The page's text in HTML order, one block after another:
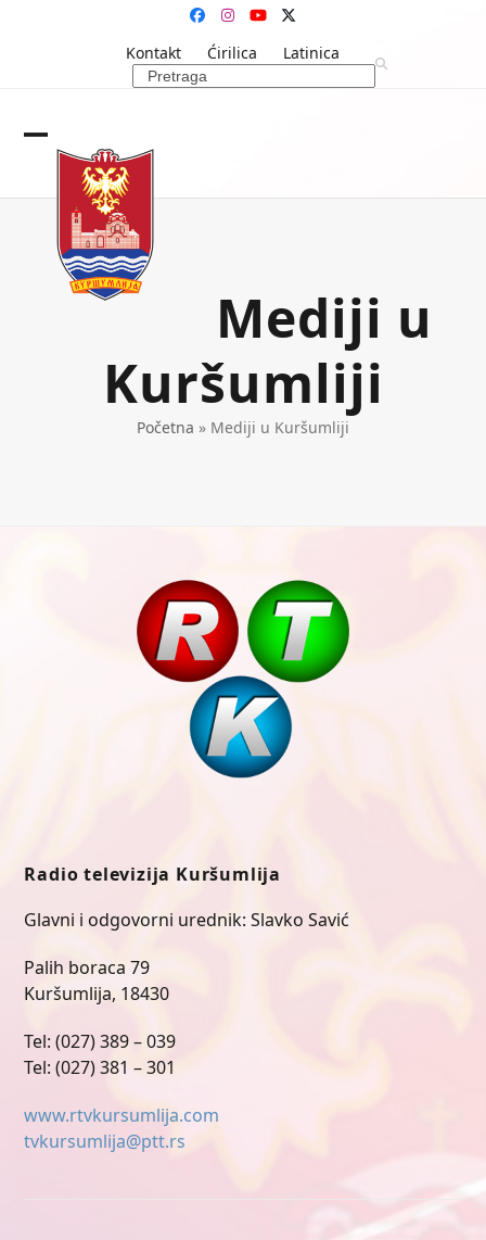
Facebook
Instagram
YouTubeTwitter
Kontakt
Ćirilica
Latinica
Search
Open
mobile
menu
Close
mobile
menu
Mediji u
Kuršumliji
Početna » Mediji u Kuršumliji
Radio televizija Kuršumlija
Glavni i odgovorni urednik: Slavko Savić
Palih boraca 79
Kuršumlija, 18430
Tel: (027) 389 – 039
Tel: (027) 381 – 301
www.rtvkursumlija.com
tvkursumlija@ptt.rs